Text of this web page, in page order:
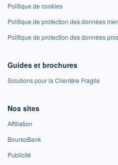
Politique de cookies
Politique de protection des données
Politique de protection des données
Guides et brochures
Solutions pour la Clientèle Fragile
Nos sites
Affiliation
BoursoBank
Publicité